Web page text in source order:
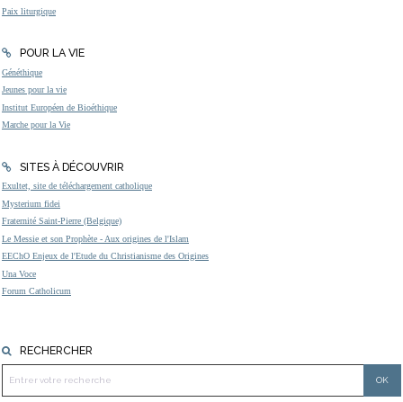
Paix liturgique
POUR LA VIE
Généthique
Jeunes pour la vie
Institut Européen de Bioéthique
Marche pour la Vie
SITES À DÉCOUVRIR
Exultet, site de téléchargement catholique
Mysterium fidei
Fraternité Saint-Pierre (Belgique)
Le Messie et son Prophète - Aux origines de l'Islam
EEChO Enjeux de l'Etude du Christianisme des Origines
Una Voce
Forum Catholicum
RECHERCHER